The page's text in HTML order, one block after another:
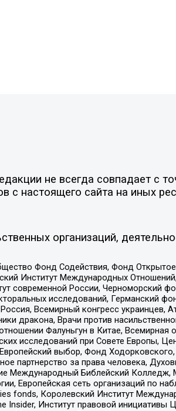
не всегда совпадает с
с настоящего сайта на иных
организаций,
Фонд Содействия, Фонд
Институт Международных Отношений,
современной России, Черноморский
исследований, Германский
Всемирный конгресс украинцев,
дракона, Врачи против
Фалуньгун в Китае,
исследований при Совете Европы,
выбор, Фонд
за права человека,
Международный Библейский
Европейская сеть организаций по
fonds, Королевский Институт
Insider, Институт правовой